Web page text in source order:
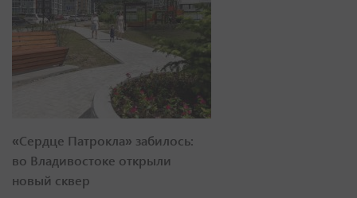
«Сердце Патрокла» забилось:
во Владивостоке открыли
новый сквер